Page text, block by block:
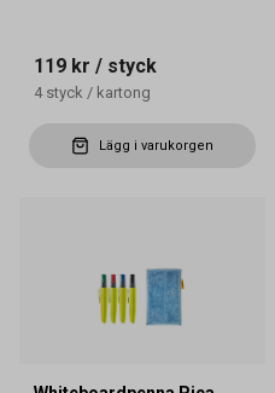
119 kr / styck
4 styck / kartong
Lägg i varukorgen